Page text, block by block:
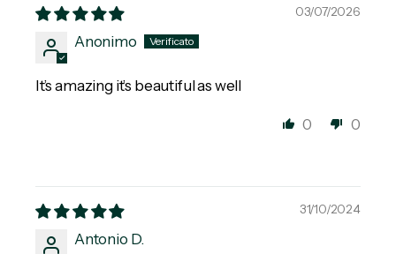
03/07/2026
Anonimo
It’s amazing it’s beautiful as well
0 0
31/10/2024
Antonio D.